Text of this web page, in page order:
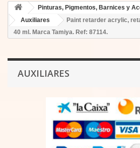
Pinturas, Pigmentos, Barnices y
Auxiliares
Paint retarder acrylic,
40 ml. Marca Tamiya. Ref: 87114.
AUXILIARES